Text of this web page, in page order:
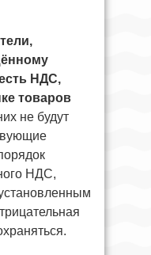
НДС,
товаров
не будут
НДС,